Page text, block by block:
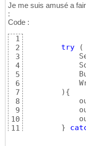
Je me suis amusé a
:
Code :
1
2
3
4
5
6
7
8
9
10
11
try
(
) {
}